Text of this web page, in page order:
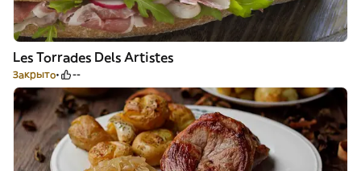
Les Torrades Dels Artistes
Закрыто --